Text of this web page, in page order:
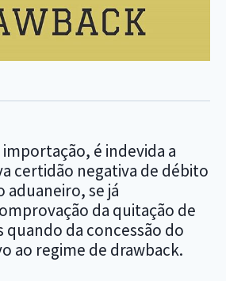
importação, é indevida a
certidão negativa de débito
aduaneiro, se já
da quitação de
da concessão do
ao regime de drawback.